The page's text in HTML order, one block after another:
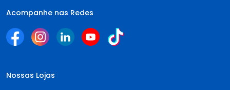
Acompanhe nas Redes
Nossas Lojas